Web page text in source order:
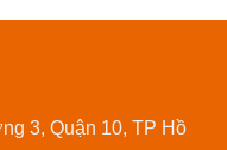
3, Quận 10, TP Hồ